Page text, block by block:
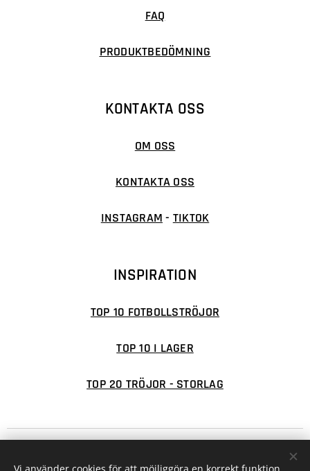
FAQ
PRODUKTBEDÖMNING
KONTAKTA OSS
OM OSS
KONTAKTA OSS
INSTAGRAM - TIKTOK
INSPIRATION
TOP 10 FOTBOLLSTRÖJOR
TOP 10 I LAGER
TOP 20 TRÖJOR - STORLAG